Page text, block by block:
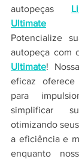
autopeças
Ultimate
Potencialize
autopeça com
Ultimate!
eficaz oferece
para
simplificar
otimizando
a eficiência e
enquanto